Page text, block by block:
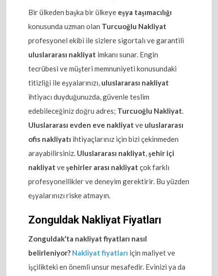
Bir ülkeden başka bir ülkeye eşya taşımacılığı
konusunda uzman olan Turcuoğlu Nakliyat
profesyonel ekibi ile sizlere sigortalı ve garantili
uluslararası nakliyat imkanı sunar. Engin
tecrübesi ve müşteri memnuniyeti konusundaki
titizliği ile eşyalarınızı, uluslararası nakliyat
ihtiyacı duyduğunuzda, güvenle teslim
edebileceğiniz doğru adres; Turcuoğlu Nakliyat.
Uluslararası evden eve nakliyat ve uluslararası
ofis nakliyatı ihtiyaçlarınız için bizi çekinmeden
arayabilirsiniz. Uluslararası nakliyat,şehir içi
nakliyat veşehirler arası nakliyat çok farklı
profesyonellikler ve deneyim gerektirir. Bu yüzden
eşyalarınızı riske atmayın.
Zonguldak Nakliyat Fiyatları
Zonguldak’ta nakliyat fiyatları nasıl
belirleniyor? Nakliyat fiyatları için maliyet ve
işçilikteki en önemli unsur mesafedir. Evinizi ya da